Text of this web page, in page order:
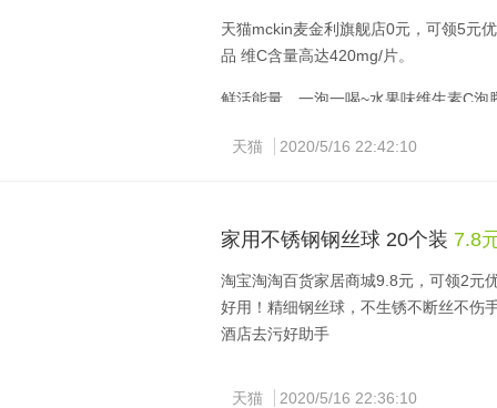
天猫mckin麦金利旗舰店0元，可领5元
品 维C含量高达420mg/片。
鲜活能量，一泡一喝~水果味维生素C
天猫 2020/5/16 22:42:10
家用不锈钢钢丝球 20个装 7.8
淘宝淘淘百货家居商城9.8元，可领2元
好用！精细钢丝球，不生锈不断丝不伤
酒店去污好助手
天猫
2020/5/16 22:36:10